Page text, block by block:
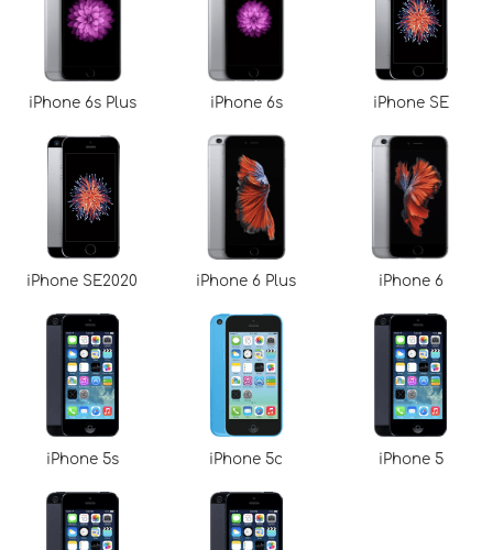
iPhone 6s Plus iPhone 6s iPhone SE
iPhone SE2020 iPhone 6 Plus iPhone 6
iPhone 5s iPhone 5c iPhone 5